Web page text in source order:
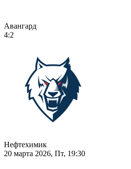
Авангард
4:2
Нефтехимик
20 марта 2026, Пт, 19:30